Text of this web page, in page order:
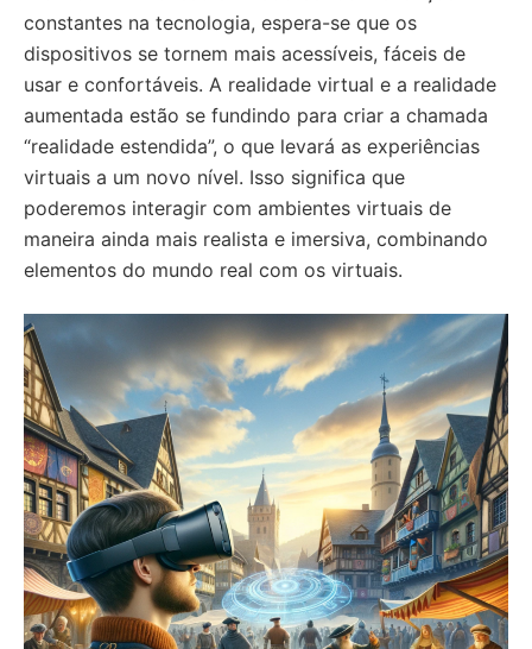
constantes na tecnologia, espera-se que os
dispositivos se tornem mais acessíveis, fáceis de
usar e confortáveis. A realidade virtual e a realidade
aumentada estão se fundindo para criar a chamada
“realidade estendida”, o que levará as experiências
virtuais a um novo nível. Isso significa que
poderemos interagir com ambientes virtuais de
maneira ainda mais realista e imersiva, combinando
elementos do mundo real com os virtuais.